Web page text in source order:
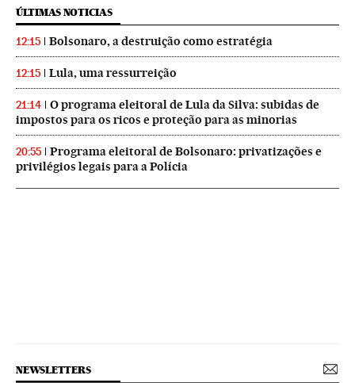
ÚLTIMAS NOTICIAS
12:15 Bolsonaro, a destruição como estratégia
12:15 Lula, uma ressurreição
21:14
O programa eleitoral de Lula da Silva: subidas de
impostos para os ricos e proteção para as minorias
20:55
Programa eleitoral de Bolsonaro: privatizações e
privilégios legais para a Polícia
NEWSLETTERS